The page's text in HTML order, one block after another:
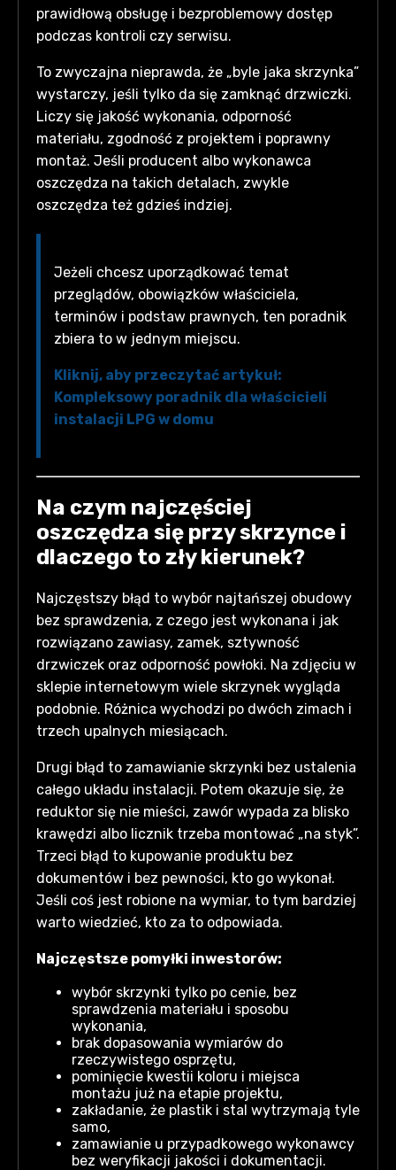
prawidłową obsługę i bezproblemowy dostęp
podczas kontroli czy serwisu.
To zwyczajna nieprawda, że „byle jaka skrzynka”
wystarczy, jeśli tylko da się zamknąć drzwiczki.
Liczy się jakość wykonania, odporność
materiału, zgodność z projektem i poprawny
montaż. Jeśli producent albo wykonawca
oszczędza na takich detalach, zwykle
oszczędza też gdzieś indziej.
Jeżeli chcesz uporządkować temat
przeglądów, obowiązków właściciela,
terminów i podstaw prawnych, ten poradnik
zbiera to w jednym miejscu.
Kliknij, aby przeczytać artykuł:
Kompleksowy poradnik dla właścicieli
instalacji LPG w domu
Na czym najczęściej
oszczędza się przy skrzynce i
dlaczego to zły kierunek?
Najczęstszy błąd to wybór najtańszej obudowy
bez sprawdzenia, z czego jest wykonana i jak
rozwiązano zawiasy, zamek, sztywność
drzwiczek oraz odporność powłoki. Na zdjęciu w
sklepie internetowym wiele skrzynek wygląda
podobnie. Różnica wychodzi po dwóch zimach i
trzech upalnych miesiącach.
Drugi błąd to zamawianie skrzynki bez ustalenia
całego układu instalacji. Potem okazuje się, że
reduktor się nie mieści, zawór wypada za blisko
krawędzi albo licznik trzeba montować „na styk”.
Trzeci błąd to kupowanie produktu bez
dokumentów i bez pewności, kto go wykonał.
Jeśli coś jest robione na wymiar, to tym bardziej
warto wiedzieć, kto za to odpowiada.
Najczęstsze pomyłki inwestorów:
wybór skrzynki tylko po cenie, bez
sprawdzenia materiału i sposobu
wykonania,
brak dopasowania wymiarów do
rzeczywistego osprzętu,
pominięcie kwestii koloru i miejsca
montażu już na etapie projektu,
zakładanie, że plastik i stal wytrzymają tyle
samo,
zamawianie u przypadkowego wykonawcy
bez weryfikacji jakości i dokumentacji.